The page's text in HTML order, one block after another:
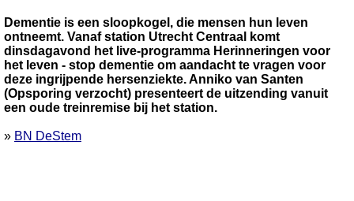
Dementie is een sloopkogel, die mensen hun leven
ontneemt. Vanaf station Utrecht Centraal komt
dinsdagavond het live-programma Herinneringen voor
het leven - stop dementie om aandacht te vragen voor
deze ingrijpende hersenziekte. Anniko van Santen
(Opsporing verzocht) presenteert de uitzending vanuit
een oude treinremise bij het station.
» BN DeStem